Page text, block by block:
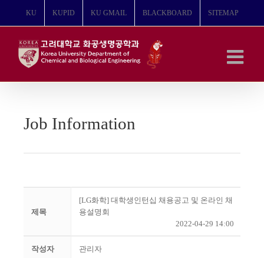
뛰
KU KUPID KU GMAIL BLACKBOARD SITEMAP
Job Information
제목
[LG화학] 대학생인턴십 채용공고 및 온라인 채
용설명회
2022-04-29 14:00
작성자 관리자